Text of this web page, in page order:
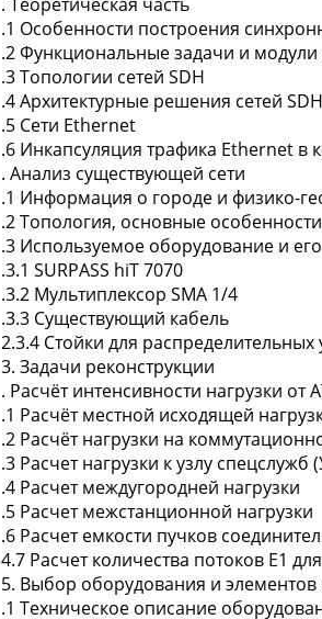
.1 Особенности построения
.2 Функциональные задачи и модули
.3 Топологии сетей SDH
.4 Архитектурные решения сетей SDH
.5 Сети Ethernet
.6 Инкапсуляция трафика Ethernet в
. Анализ существующей сети
.1 Информация о городе и физико-
.2 Топология, основные особенности
.3 Используемое оборудование и
.3.1 SURPASS hiT 7070
.3.2 Мультиплексор SMA 1/4
.3.3 Существующий кабель
2.3.4 Стойки для распределительных
3. Задачи реконструкции
. Расчёт интенсивности нагрузки от
.1 Расчёт местной исходящей
.2 Расчёт нагрузки на
.3 Расчет нагрузки к узлу спецслужб
.4 Расчет междугородней нагрузки
.5 Расчет межстанционной нагрузки
.6 Расчет емкости пучков
4.7 Расчет количества потоков Е1
5. Выбор оборудования и элементов
.1 Техническое описание